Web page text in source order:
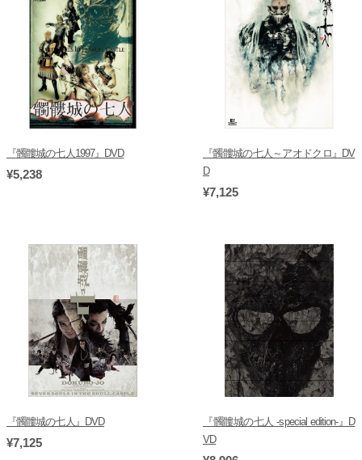
『髑髏城の七人1997』DVD
¥5,238
『髑髏城の七人～アオドクロ』DV
D
¥7,125
『髑髏城の七人』DVD
¥7,125
『髑髏城の七人 -special edition-』D
VD